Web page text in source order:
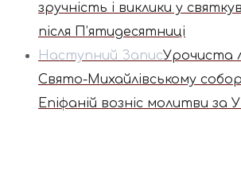
зручність і виклики у
після П’ятидесятниці
Наступний ЗаписУрочиста
Свято-Михайлівському
Епіфаній возніс молитви за